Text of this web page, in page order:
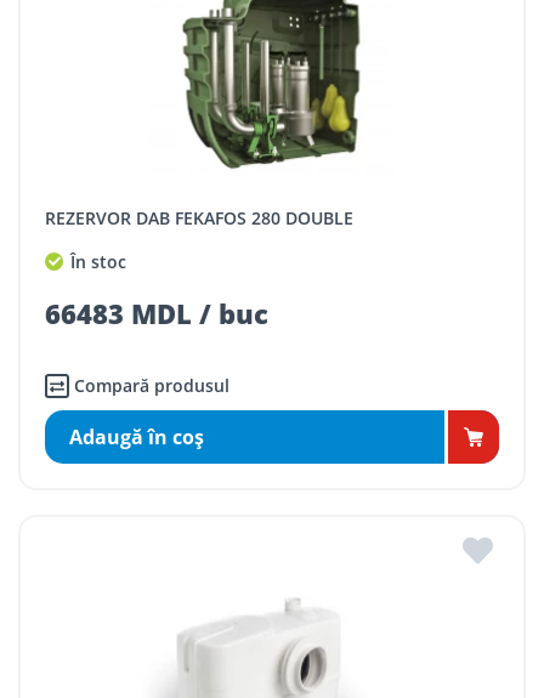
REZERVOR DAB FEKAFOS 280 DOUBLE
În stoc
66483 MDL / buc
Compară produsul
Adaugă în coş